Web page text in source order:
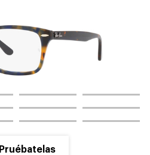
Pruébatelas